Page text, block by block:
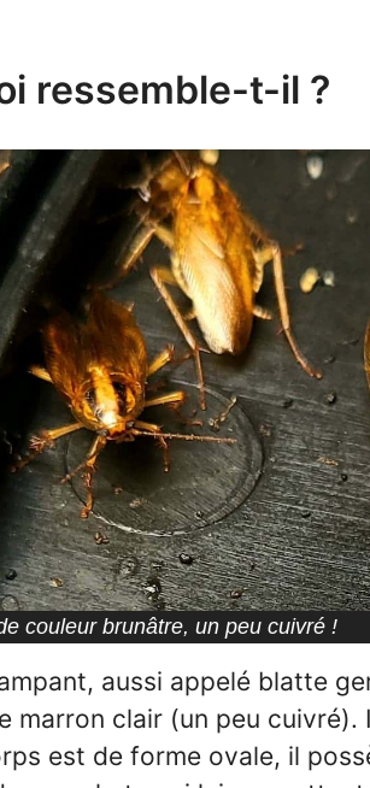
ressemble-t-il ?
couleur brunâtre, un peu cuivré !
aussi appelé blatte
marron clair (un peu cuivré).
est de forme ovale, il